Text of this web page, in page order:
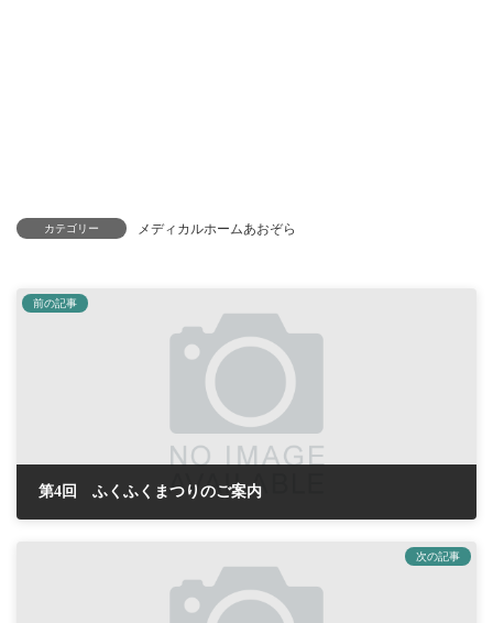
カテゴリー メディカルホームあおぞら
前の記事
第4回 ふくふくまつりのご案内
次の記事